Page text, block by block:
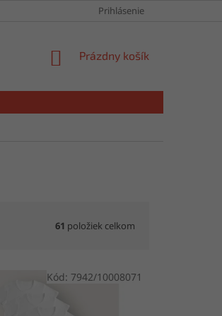
Prihlásenie
NÁKUPNÝ
Prázdny košík
61 položiek celkom
Kód: 7942/10008071